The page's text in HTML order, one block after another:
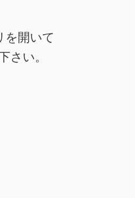
を開いて
さい。